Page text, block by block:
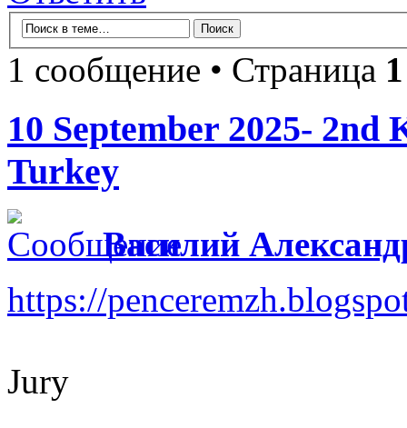
1 сообщение • Страница 1
10 September 2025-
Turkey
Василий
https://
Jury